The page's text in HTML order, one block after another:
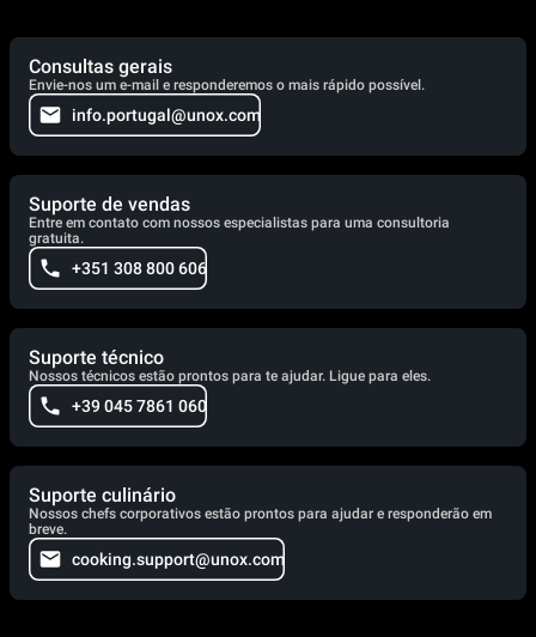
Consultas gerais
Envie-nos um e-mail e responderemos o mais rápido possível.
info.portugal@unox.com
Suporte de vendas
Entre em contato com nossos especialistas para uma consultoria
gratuita.
+351 308 800 606
Suporte técnico
Nossos técnicos estão prontos para te ajudar. Ligue para eles.
+39 045 7861 060
Suporte culinário
Nossos chefs corporativos estão prontos para ajudar e responderão em
breve.
cooking.support@unox.com